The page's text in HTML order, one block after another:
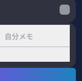
自分メモ